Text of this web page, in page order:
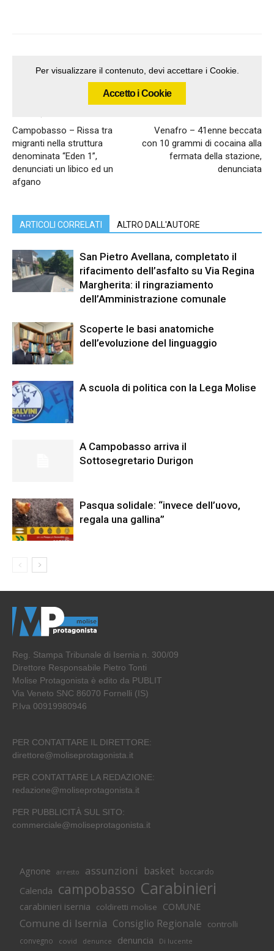
Per visualizzare il contenuto, devi accettare i Cookie.
Accetto i Cookie
Campobasso – Rissa tra
migranti nella struttura
denominata “Eden 1”,
denunciati un libico ed un
afgano
Venafro – 41enne beccata
con 10 grammi di cocaina alla
fermata della stazione,
denunciata
ARTICOLI CORRELATI ALTRO DALL'AUTORE
San Pietro Avellana, completato il
rifacimento dell’asfalto su Via Regina
Margherita: il ringraziamento
dell’Amministrazione comunale
Scoperte le basi anatomiche
dell’evoluzione del linguaggio
A scuola di politica con la Lega Molise
A Campobasso arriva il
Sottosegretario Durigon
Pasqua solidale: “invece dell’uovo,
regala una gallina”
Reg. Stampa Tribunale di Isernia n. 300/09
Direttore Responsabile Pietro Tonti
Molise Protagonista è edito da PUBLIT
Via Veneto SNC 86070 Fornelli (IS)
P.Iva 00919980946
PER CONTATTARE IL DIRETTORE:
direttore@moliseprotagonista.it
PER CONTATTARE LA REDAZIONE:
redazione@moliseprotagonista.it
PER PUBBLICITÀ SUL SITO:
commerciale@moliseprotagonista.it
Agnone arresto assunzioni basket boccardo
Calenda campobasso Carabinieri
carabinieri isernia coldiretti molise COMUNE
Comune di Isernia Consiglio Regionale controlli
convegno covid denunce denuncia Di lucente